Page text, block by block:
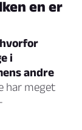
en er
i
andre
har meget